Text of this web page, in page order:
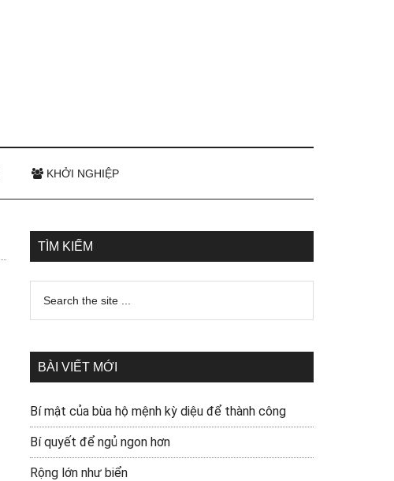
KHỞI NGHIỆP
TÌM KIẾM
BÀI VIẾT MỚI
Bí mật của bùa hộ mệnh kỳ diệu để thành công
Bí quyết để ngủ ngon hơn
Rộng lớn như biển